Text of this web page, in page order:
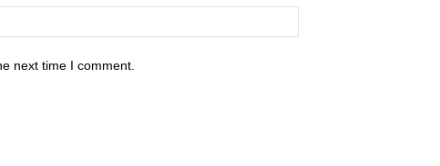
next time I comment.